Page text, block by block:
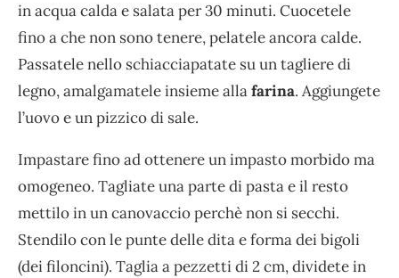
in acqua calda e salata per 30 minuti. Cuocetele
fino a che non sono tenere, pelatele ancora calde.
Passatele nello schiacciapatate su un tagliere di
legno, amalgamatele insieme allafarina. Aggiungete
l’uovo e un pizzico di sale.
Impastare fino ad ottenere un impasto morbido ma
omogeneo. Tagliate una parte di pasta e il resto
mettilo in un canovaccio perchè non si secchi.
Stendilo con le punte delle dita e forma dei bigoli
(dei filoncini). Taglia a pezzetti di 2 cm, dividete in